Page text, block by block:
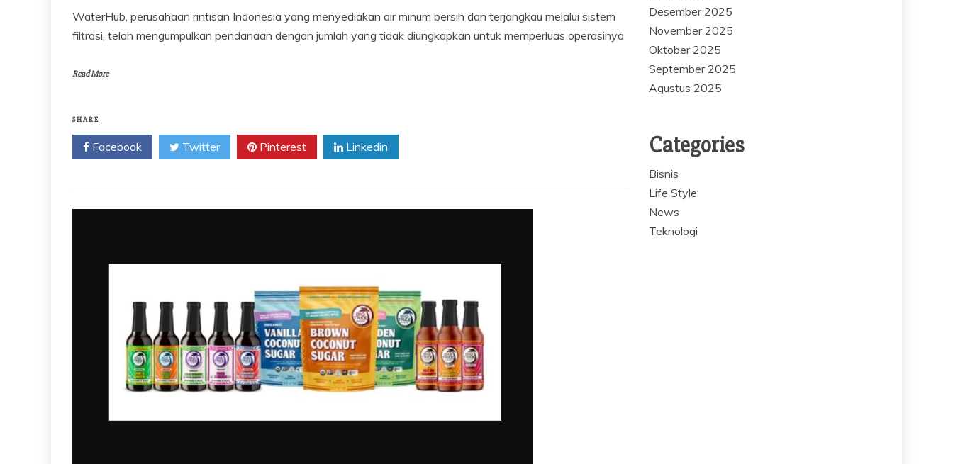
WaterHub, perusahaan rintisan Indonesia yang menyediakan air minum bersih dan terjangkau melalui sistem
filtrasi, telah mengumpulkan pendanaan dengan jumlah yang tidak diungkapkan untuk memperluas operasinya
Read More
SHARE
Facebook Twitter Pinterest Linkedin
Desember 2025
November 2025
Oktober 2025
September 2025
Agustus 2025
Categories
Bisnis
Life Style
News
Teknologi